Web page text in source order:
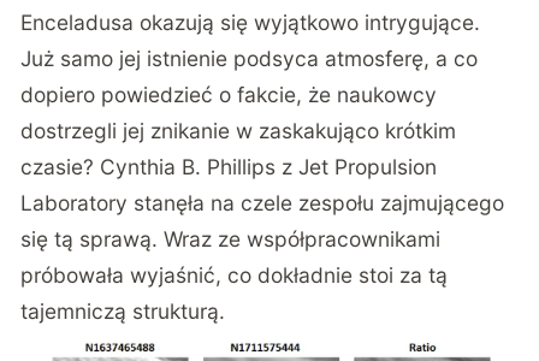
Enceladusa okazują się wyjątkowo intrygujące.
Już samo jej istnienie podsyca atmosferę, a co
dopiero powiedzieć o fakcie, że naukowcy
dostrzegli jej znikanie w zaskakująco krótkim
czasie? Cynthia B. Phillips z Jet Propulsion
Laboratory stanęła na czele zespołu zajmującego
się tą sprawą. Wraz ze współpracownikami
próbowała wyjaśnić, co dokładnie stoi za tą
tajemniczą strukturą.